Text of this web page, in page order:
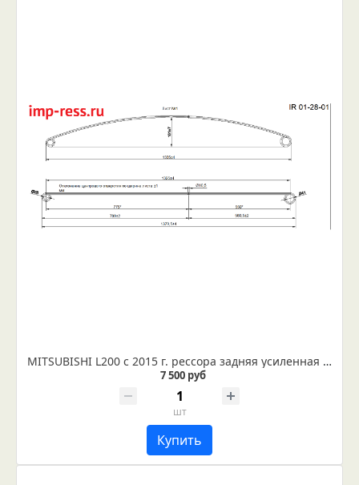
MITSUBISHI L200 с 2015 г. рессора задняя усиленная лист №1 коренной (Арт. IR 01-28-01в)
7 500 руб
шт
Купить